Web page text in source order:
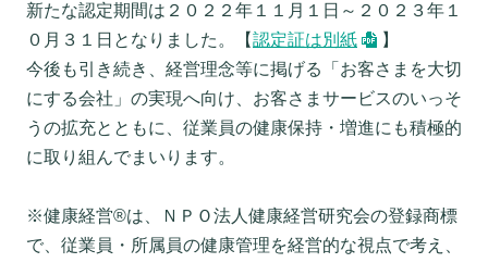
新たな認定期間は２０２２年１１月１日～２０２３年１
０月３１日となりました。【認定証は別紙
】
今後も引き続き、経営理念等に掲げる「お客さまを大切
にする会社」の実現へ向け、お客さまサービスのいっそ
うの拡充とともに、従業員の健康保持・増進にも積極的
に取り組んでまいります。
※健康経営®は、ＮＰＯ法人健康経営研究会の登録商標
で、従業員・所属員の健康管理を経営的な視点で考え、